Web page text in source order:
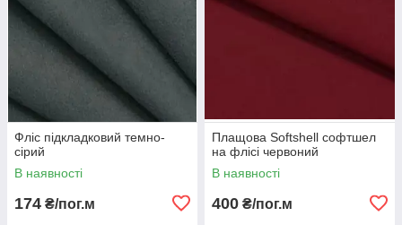
Фліс підкладковий темно-
сірий
В наявності
174 ₴/пог.м
Плащова Softshell софтшел
на флісі червоний
В наявності
400 ₴/пог.м